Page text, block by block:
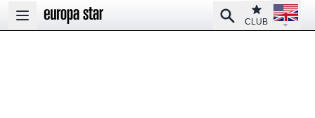
Open main menu
SearchClub
CLUB
Open